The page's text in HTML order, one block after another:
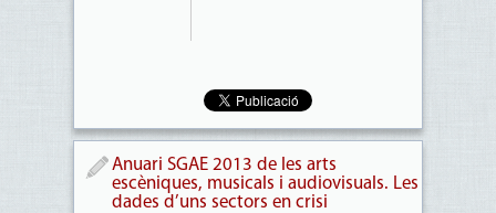
Anuari SGAE 2013 de les arts
escèniques, musicals i audiovisuals. Les
dades d’uns sectors en crisi